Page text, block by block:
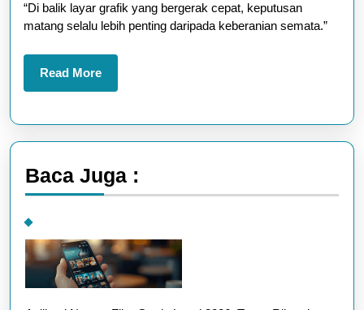
Peluang
Besar
di
Balik
“Di balik layar grafik yang bergerak cepat, keputusan
matang selalu lebih penting daripada keberanian semata.”
Read MoreRead
More
Baca Juga :